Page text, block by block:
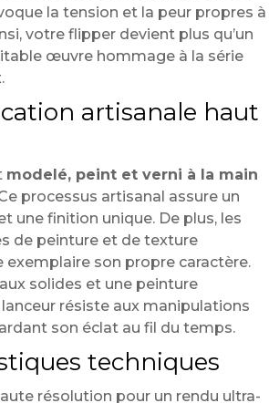
la tension et la peur propres à
votre flipper devient plus qu’un
œuvre hommage à la série
artisanale haut
modelé, peint et verni à la main
processus artisanal assure un
une finition unique. De plus, les
de peinture et de texture
exemplaire son propre caractère.
solides et une peinture
résiste aux manipulations
son éclat au fil du temps.
techniques
résolution pour un rendu ultra-